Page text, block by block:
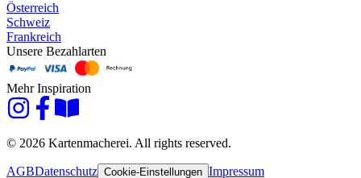
Österreich
Schweiz
Frankreich
Unsere Bezahlarten
Mehr Inspiration
© 2026 Kartenmacherei. All rights reserved.
AGBDatenschutz Cookie-Einstellungen Impressum